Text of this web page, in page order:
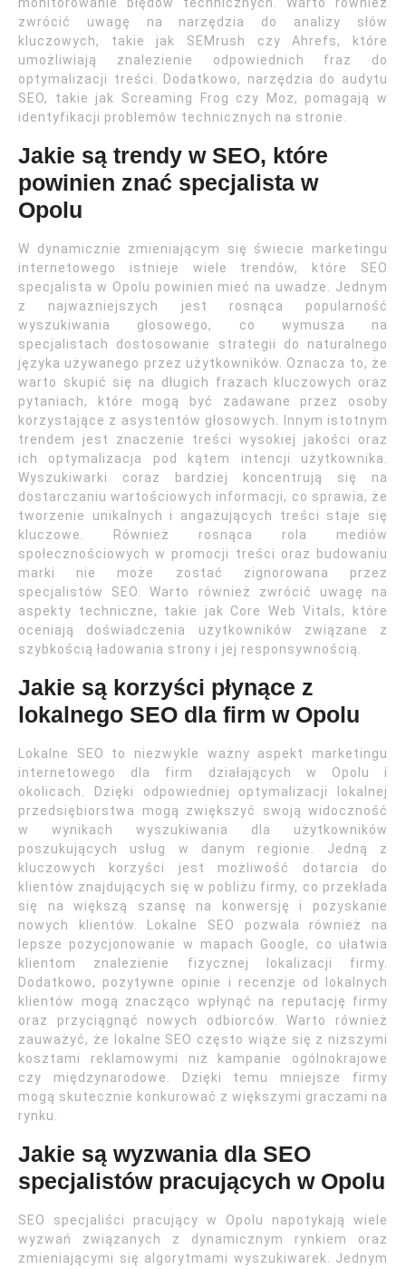
zwrócić uwagę na narzędzia do analizy słów
kluczowych, takie jak SEMrush czy Ahrefs, które
umożliwiają znalezienie odpowiednich fraz do
optymalizacji treści. Dodatkowo, narzędzia do audytu
SEO, takie jak Screaming Frog czy Moz, pomagają w
identyfikacji problemów technicznych na stronie.
Jakie są trendy w SEO, które
powinien znać specjalista w
Opolu
W dynamicznie zmieniającym się świecie marketingu
internetowego istnieje wiele trendów, które SEO
specjalista w Opolu powinien mieć na uwadze. Jednym
z najważniejszych jest rosnąca popularność
wyszukiwania głosowego, co wymusza na
specjalistach dostosowanie strategii do naturalnego
języka używanego przez użytkowników. Oznacza to, że
warto skupić się na długich frazach kluczowych oraz
pytaniach, które mogą być zadawane przez osoby
korzystające z asystentów głosowych. Innym istotnym
trendem jest znaczenie treści wysokiej jakości oraz
ich optymalizacja pod kątem intencji użytkownika.
Wyszukiwarki coraz bardziej koncentrują się na
dostarczaniu wartościowych informacji, co sprawia, że
tworzenie unikalnych i angażujących treści staje się
kluczowe. Również rosnąca rola mediów
społecznościowych w promocji treści oraz budowaniu
marki nie może zostać zignorowana przez
specjalistów SEO. Warto również zwrócić uwagę na
aspekty techniczne, takie jak Core Web Vitals, które
oceniają doświadczenia użytkowników związane z
szybkością ładowania strony i jej responsywnością.
Jakie są korzyści płynące z
lokalnego SEO dla firm w Opolu
Lokalne SEO to niezwykle ważny aspekt marketingu
internetowego dla firm działających w Opolu i
okolicach. Dzięki odpowiedniej optymalizacji lokalnej
przedsiębiorstwa mogą zwiększyć swoją widoczność
w wynikach wyszukiwania dla użytkowników
poszukujących usług w danym regionie. Jedną z
kluczowych korzyści jest możliwość dotarcia do
klientów znajdujących się w pobliżu firmy, co przekłada
się na większą szansę na konwersję i pozyskanie
nowych klientów. Lokalne SEO pozwala również na
lepsze pozycjonowanie w mapach Google, co ułatwia
klientom znalezienie fizycznej lokalizacji firmy.
Dodatkowo, pozytywne opinie i recenzje od lokalnych
klientów mogą znacząco wpłynąć na reputację firmy
oraz przyciągnąć nowych odbiorców. Warto również
zauważyć, że lokalne SEO często wiąże się z niższymi
kosztami reklamowymi niż kampanie ogólnokrajowe
czy międzynarodowe. Dzięki temu mniejsze firmy
mogą skutecznie konkurować z większymi graczami na
rynku.
Jakie są wyzwania dla SEO
specjalistów pracujących w Opolu
SEO specjaliści pracujący w Opolu napotykają wiele
wyzwań związanych z dynamicznym rynkiem oraz
zmieniającymi się algorytmami wyszukiwarek. Jednym